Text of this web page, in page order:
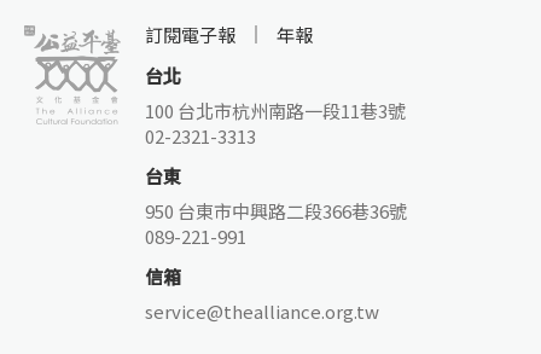
訂閱電子報
年報
台北
100 台北市杭州南路一段11巷3號
02-2321-3313
台東
950 台東市中興路二段366巷36號
089-221-991
信箱
service@thealliance.org.tw